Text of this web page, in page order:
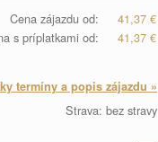
Cena zájazdu od:
41,37 €
s príplatkami od:
41,37 €
termíny a popis zájazdu »
Strava: bez stravy